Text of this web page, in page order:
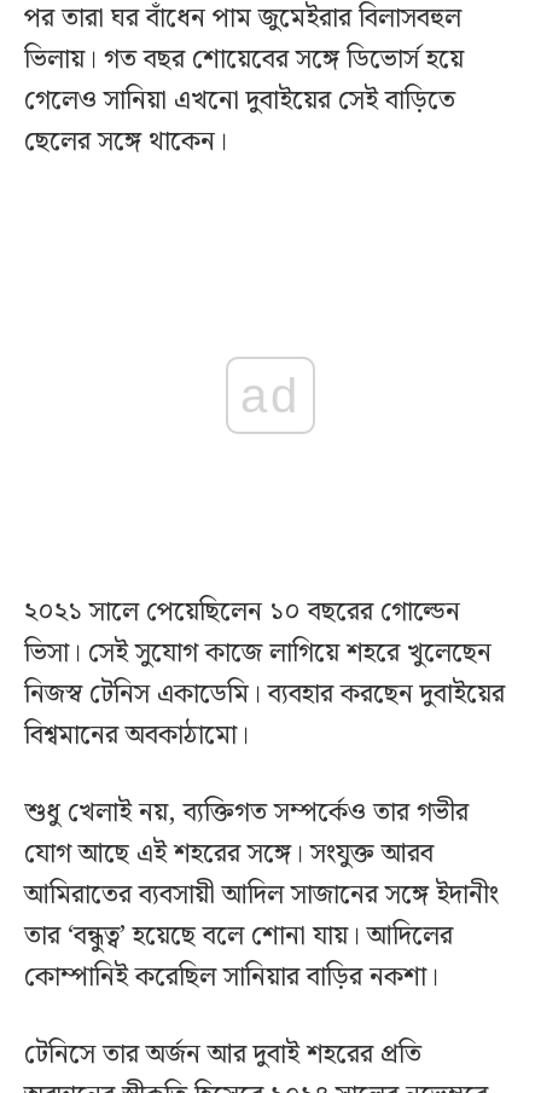
পর তারা ঘর বাঁধেন পাম জুমেইরার বিলাসবহুল
ভিলায়। গত বছর শোয়েবের সঙ্গে ডিভোর্স হয়ে
গেলেও সানিয়া এখনো দুবাইয়ের সেই বাড়িতে
ছেলের সঙ্গে থাকেন।
ad
২০২১ সালে পেয়েছিলেন ১০ বছরের গোল্ডেন
ভিসা। সেই সুযোগ কাজে লাগিয়ে শহরে খুলেছেন
নিজস্ব টেনিস একাডেমি। ব্যবহার করছেন দুবাইয়ের
বিশ্বমানের অবকাঠামো।
শুধু খেলাই নয়, ব্যক্তিগত সম্পর্কেও তার গভীর
যোগ আছে এই শহরের সঙ্গে। সংযুক্ত আরব
আমিরাতের ব্যবসায়ী আদিল সাজানের সঙ্গে ইদানীং
তার ‘বন্ধুত্ব’ হয়েছে বলে শোনা যায়। আদিলের
কোম্পানিই করেছিল সানিয়ার বাড়ির নকশা।
টেনিসে তার অর্জন আর দুবাই শহরের প্রতি